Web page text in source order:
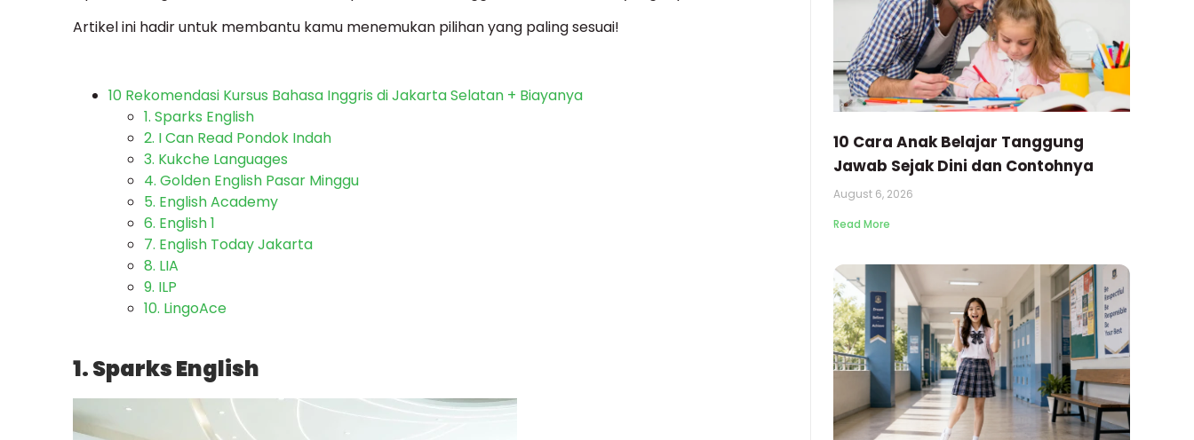
Artikel ini hadir untuk membantu kamu menemukan pilihan yang paling sesuai!
10 Rekomendasi Kursus Bahasa Inggris di Jakarta Selatan + Biayanya
1. Sparks English
2. I Can Read Pondok Indah
3. Kukche Languages
4. Golden English Pasar Minggu
5. English Academy
6. English 1
7. English Today Jakarta
8. LIA
9. ILP
10. LingoAce
1. Sparks English
10 Cara Anak Belajar Tanggung
Jawab Sejak Dini dan Contohnya
August 6, 2026
Read More